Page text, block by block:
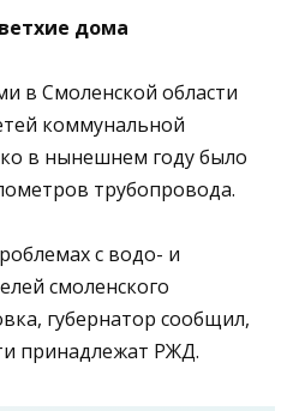
дома
в Смоленской области
коммунальной
в нынешнем году было
трубопровода.
с водо- и
смоленского
губернатор сообщил,
принадлежат РЖД.